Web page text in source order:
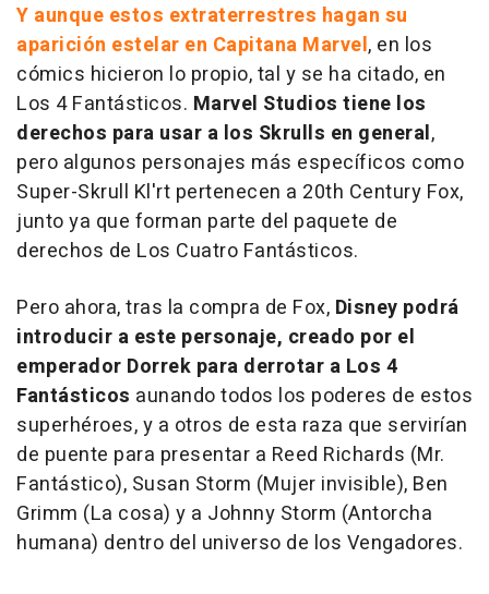
Y aunque estos extraterrestres hagan su
aparición estelar en Capitana Marvel, en los
cómics hicieron lo propio, tal y se ha citado, en
Los 4 Fantásticos. Marvel Studios tiene los
derechos para usar a los Skrulls en general,
pero algunos personajes más específicos como
Super-Skrull Kl'rt pertenecen a 20th Century Fox,
junto ya que forman parte del paquete de
derechos de Los Cuatro Fantásticos.
Pero ahora, tras la compra de Fox, Disney podrá
introducir a este personaje, creado por el
emperador Dorrek para derrotar a Los 4
Fantásticos aunando todos los poderes de estos
superhéroes, y a otros de esta raza que servirían
de puente para presentar a Reed Richards (Mr.
Fantástico), Susan Storm (Mujer invisible), Ben
Grimm (La cosa) y a Johnny Storm (Antorcha
humana) dentro del universo de los Vengadores.